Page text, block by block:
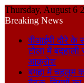
Thursday, August 6
Breaking News
वीआईपी दौरे के
टोला में बदहाली
आक्रोश
बगहा में चहलूम